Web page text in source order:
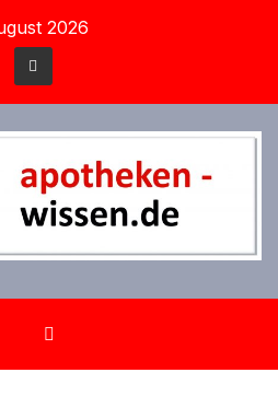
2026